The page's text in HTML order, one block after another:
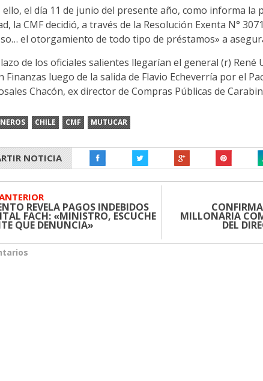
ello, el día 11 de junio del presente año, como informa la
la CMF decidió, a través de la Resolución Exenta N°
el otorgamiento de todo tipo de préstamos» a
de los oficiales salientes llegarían el general (r) René
Finanzas luego de la salida de Flavio Echeverría por el
Chacón, ex director de Compras Públicas de
CHILE CMF MUTUCAR
NOTICIA
REVELA PAGOS INDEBIDOS
FACH: «MINISTRO, ESCUCHE
QUE DENUNCIA»
MILLONARIA
DEL